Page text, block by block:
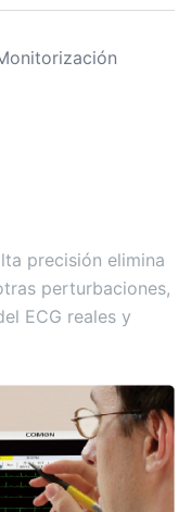
precisión elimina
perturbaciones,
ECG reales y